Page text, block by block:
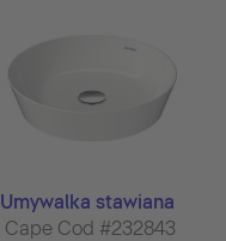
Umywalka stawiana
Cape Cod #232843